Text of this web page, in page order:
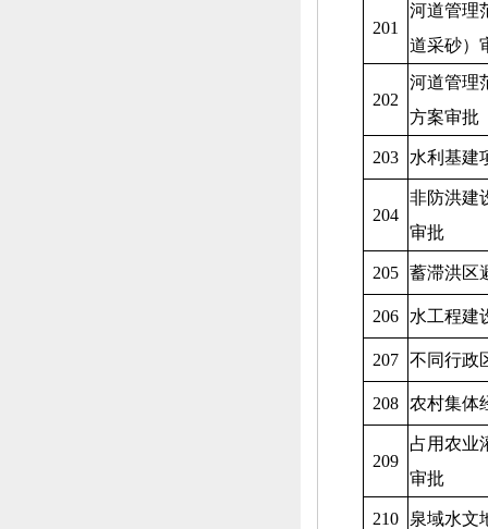
201
河道管理
道采砂）
202
河道管理
方案审批
203 水利基建
204
非防洪建
审批
205 蓄滞洪区
206 水工程建
207 不同行政
208 农村集体
209
占用农业
审批
210 泉域水文